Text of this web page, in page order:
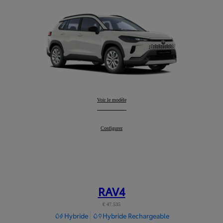
Corolla Cross:
Voir le modèle
Corolla Cross
Configurez
RAV4
€ 47.535
Hybride Hybride Rechargeable